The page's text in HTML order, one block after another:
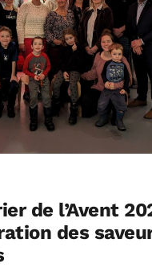
de l’Avent
des